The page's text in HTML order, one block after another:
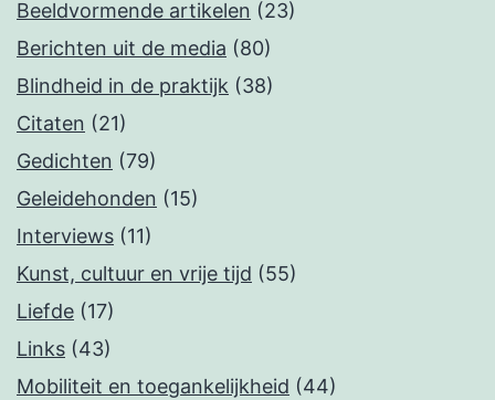
Beeldvormende artikelen (23)
Berichten uit de media (80)
Blindheid in de praktijk (38)
Citaten (21)
Gedichten (79)
Geleidehonden (15)
Interviews (11)
Kunst, cultuur en vrije tijd (55)
Liefde (17)
Links (43)
Mobiliteit en toegankelijkheid (44)